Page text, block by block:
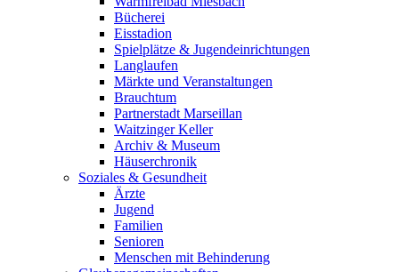
Bücherei
Eisstadion
Spielplätze & Jugendeinrichtungen
Langlaufen
Märkte und Veranstaltungen
Brauchtum
Partnerstadt Marseillan
Waitzinger Keller
Archiv & Museum
Häuserchronik
Soziales & Gesundheit
Ärzte
Jugend
Familien
Senioren
Menschen mit Behinderung